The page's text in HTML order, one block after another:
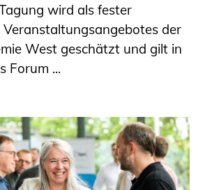
wird als fester
der
West geschätzt und gilt in
Forum ...